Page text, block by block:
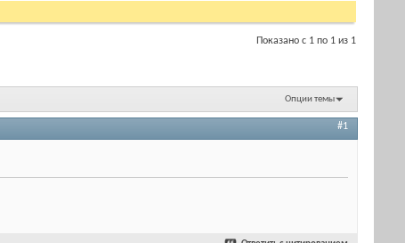
Показано с 1 по 1 из 1
Опции темы
#1